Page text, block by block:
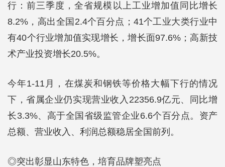
行：前三季度，全省规模以上工业增加值同比增长
8.2%，高出全国2.4个百分点；41个工业大类行业中
有40个行业增加值实现增长，增长面97.6%；高新技
术产业投资增长20.5%。
今年1-11月，在煤炭和钢铁等价格大幅下行的情况
下，省属企业仍实现营业收入22356.9亿元、同比增
长3.3%、高于全国省级监管企业6.6个百分点。资产
总额、营业收入、利润总额稳居全国前列。
◎突出彰显山东特色，培育品牌塑亮点